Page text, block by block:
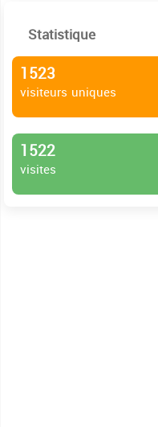
Statistique
1523
visiteurs uniques
1522
visites